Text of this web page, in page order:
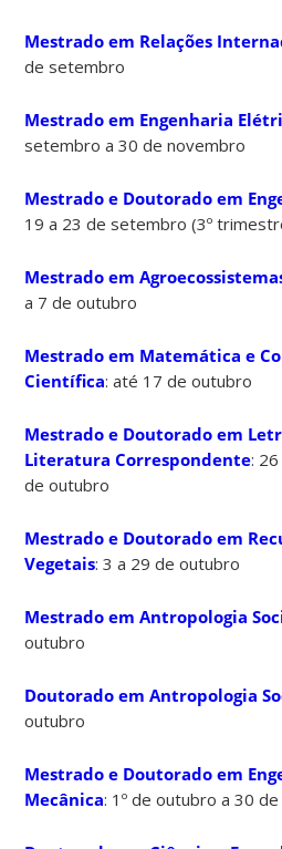
Mestrado em Relações
de setembro
Mestrado em Engenharia
setembro a 30 de novembro
Mestrado e Doutorado em
19 a 23 de setembro (3º
Mestrado em
a 7 de outubro
Mestrado em Matemática e
Científica: até 17 de outubro
Mestrado e Doutorado em
Literatura Correspondente:
de outubro
Mestrado e Doutorado em
Vegetais: 3 a 29 de outubro
Mestrado em Antropologia
outubro
Doutorado em Antropologia
outubro
Mestrado e Doutorado em
Mecânica: 1º de outubro a 30